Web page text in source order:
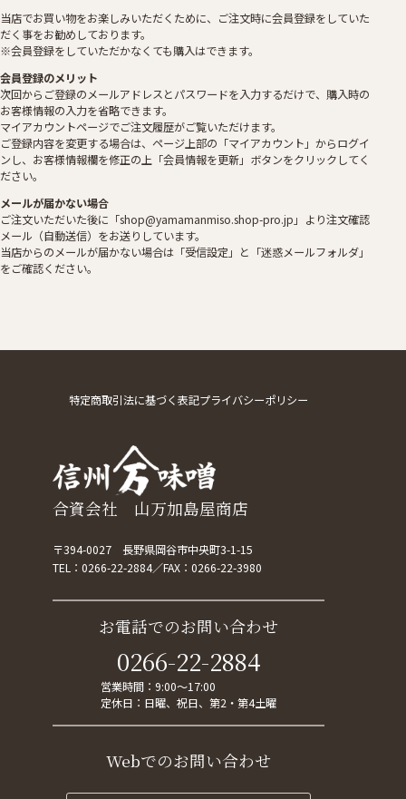
当店でお買い物をお楽しみいただくために、ご注文時に会員登録をしていた
だく事をお勧めしております。
※会員登録をしていただかなくても購入はできます。
会員登録のメリット
次回からご登録のメールアドレスとパスワードを入力するだけで、購入時の
お客様情報の入力を省略できます。
マイアカウントページでご注文履歴がご覧いただけます。
ご登録内容を変更する場合は、ページ上部の「マイアカウント」からログイ
ンし、お客様情報欄を修正の上「会員情報を更新」ボタンをクリックしてく
ださい。
メールが届かない場合
ご注文いただいた後に「shop@yamamanmiso.shop-pro.jp」より注文確認
メール（自動送信）をお送りしています。
当店からのメールが届かない場合は「受信設定」と「迷惑メールフォルダ」
をご確認ください。
特定商取引法に基づく表記プライバシーポリシー
合資会社 山万加島屋商店
〒394-0027 長野県岡谷市中央町3-1-15
TEL： 0266-22-2884 FAX：0266-22-3980
お電話でのお問い合わせ
0266-22-2884
営業時間：9:00～17:00
定休日：日曜、祝日、第2・第4土曜
Webでのお問い合わせ